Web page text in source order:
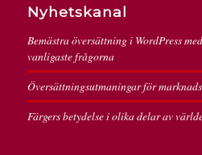
Nyhetskanal
Bemästra översättning i WordPress
vanligaste frågorna
Översättningsutmaningar för
Färgers betydelse i olika delar av